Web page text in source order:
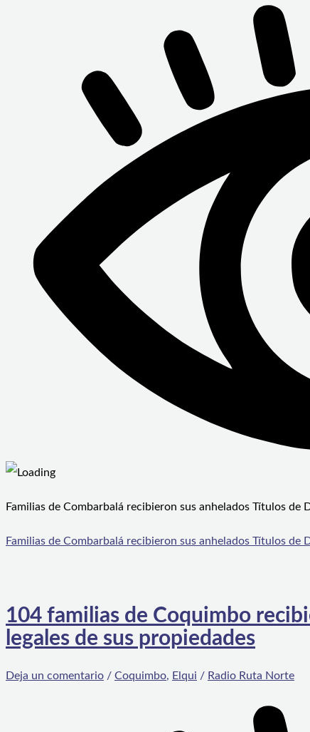
Familias de Combarbalá recibieron sus anhelados Títulos de
Familias de Combarbalá recibieron sus anhelados Títulos de
104 familias de Coquimbo
legales de sus propiedades
Deja un comentario / Coquimbo, Elqui / Radio Ruta Norte